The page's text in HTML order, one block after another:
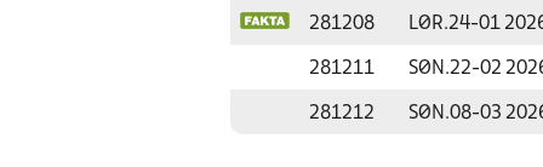
281208 LØR.24-01
281211 SØN.22-02
281212 SØN.08-03